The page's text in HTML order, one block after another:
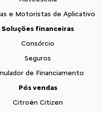
e Motoristas de Aplicativo
Soluções financeiras
Consórcio
Seguros
de Financiamento
Pós vendas
Citroën Citizen